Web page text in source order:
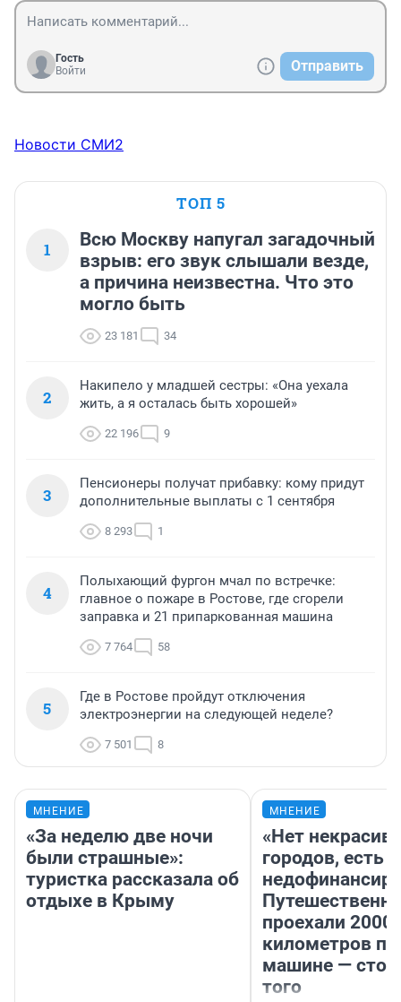
Гость
Войти
Отправить
Новости СМИ2
ТОП 5
1
Всю Москву напугал загадочный
взрыв: его звук слышали везде,
а причина неизвестна. Что это
могло быть
23 181 34
2
Накипело у младшей сестры: «Она уехала
жить, а я осталась быть хорошей»
22 196 9
3
Пенсионеры получат прибавку: кому придут
дополнительные выплаты с 1 сентября
8 293 1
4
Полыхающий фургон мчал по встречке:
главное о пожаре в Ростове, где сгорели
заправка и 21 припаркованная машина
7 764 58
5
Где в Ростове пройдут отключения
электроэнергии на следующей неделе?
7 501 8
МНЕНИЕ
«За неделю две ночи
были страшные»:
туристка рассказала об
отдыхе в Крыму
МНЕНИЕ
«Нет
городов, есть
проехали 2000
километров по
машине —
того